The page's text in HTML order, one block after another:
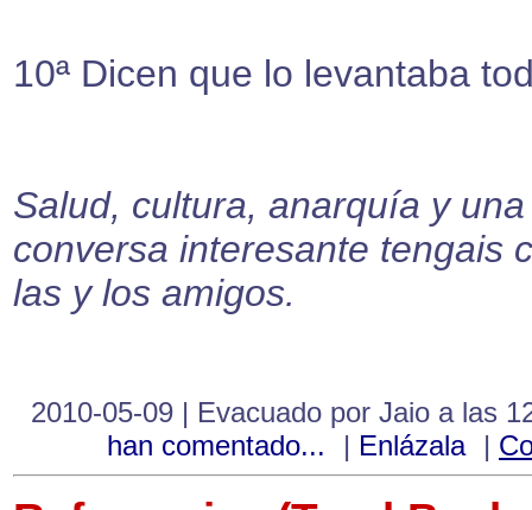
10ª Dicen que lo levantaba
Salud, cultura, anarquía y una
conversa interesante tengais
las y los amigos.
2010-05-09 | Evacuado por Jaio a las
han comentado...
| Enlázala |